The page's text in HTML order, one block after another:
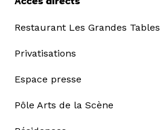
Restaurant Les Grandes Tables
Privatisations
Espace presse
Pôle Arts de la Scène